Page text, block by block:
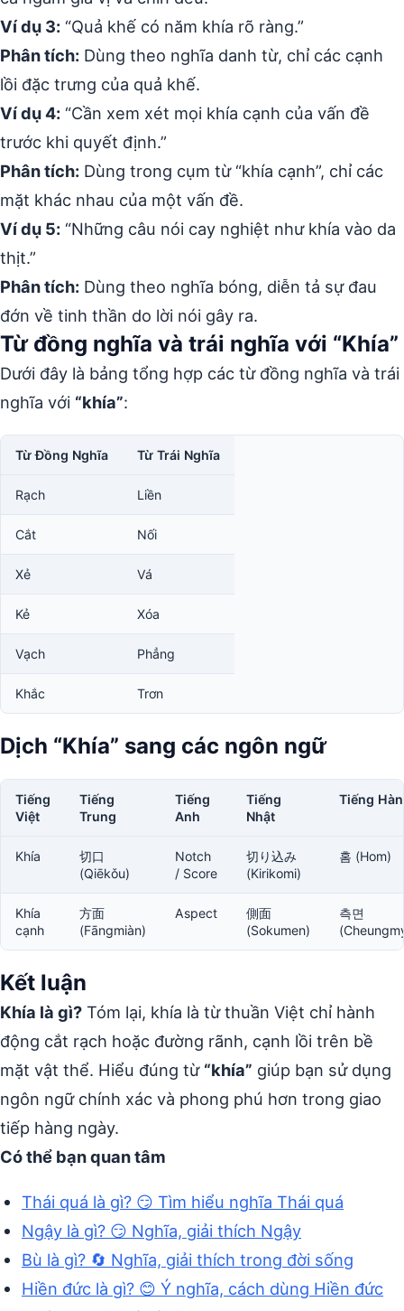
Ví dụ 3: “Quả khế có năm khía rõ ràng.”
Phân tích: Dùng theo nghĩa danh từ, chỉ các cạnh
lồi đặc trưng của quả khế.
Ví dụ 4: “Cần xem xét mọi khía cạnh của vấn đề
trước khi quyết định.”
Phân tích: Dùng trong cụm từ “khía cạnh”, chỉ các
mặt khác nhau của một vấn đề.
Ví dụ 5: “Những câu nói cay nghiệt như khía vào da
thịt.”
Phân tích: Dùng theo nghĩa bóng, diễn tả sự đau
đớn về tinh thần do lời nói gây ra.
Từ đồng nghĩa và trái nghĩa với “Khía”
Dưới đây là bảng tổng hợp các từ đồng nghĩa và trái
nghĩa với “khía”:
Từ Đồng Nghĩa Từ Trái Nghĩa
Rạch Liền
Cắt Nối
Xẻ Vá
Kẻ Xóa
Vạch Phẳng
Khắc Trơn
Dịch “Khía” sang các ngôn ngữ
Tiếng
Việt
Tiếng
Trung
Tiếng
Anh
Tiếng
Nhật
Tiếng Hàn
Khía
切口
(Qiēkǒu)
Notch
/ Score
切り込み
(Kirikomi)
홈 (Hom)
Khía
cạnh
方面
(Fāngmiàn)
Aspect
側面
(Sokumen)
측면
Kết luận
Khía là gì? Tóm lại, khía là từ thuần Việt chỉ hành
động cắt rạch hoặc đường rãnh, cạnh lồi trên bề
mặt vật thể. Hiểu đúng từ “khía” giúp bạn sử dụng
ngôn ngữ chính xác và phong phú hơn trong giao
tiếp hàng ngày.
Có thể bạn quan tâm
Thái quá là gì? 😏 Tìm hiểu nghĩa Thái quá
Ngậy là gì? 😏 Nghĩa, giải thích Ngậy
Bù là gì? 🔄 Nghĩa, giải thích trong đời sống
Hiền đức là gì? 😊 Ý nghĩa, cách dùng Hiền đức